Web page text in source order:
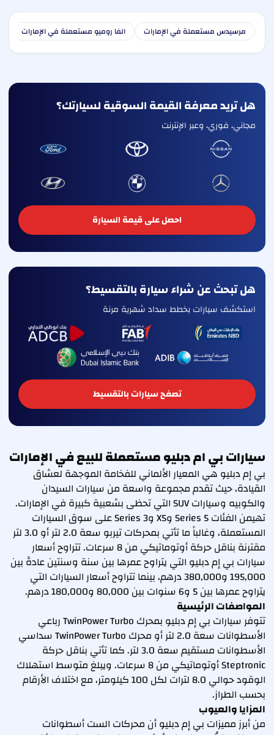
مرسيدس مستعملة في الإمارات الفا روميو مستعملة في الإمارات
هل تريد معرفة القيمة السوقية لسيارتك؟
مجاني، فوري، وعبر الإنترنت
احصل على قيمة السيارة
هل تبحث عن شراء سيارة بالتقسيط؟
استكشف سيارات بخطط سداد شهرية مرنة
تصفح سيارات بالتقسيط
سيارات بي ام دبليو مستعملة للبيع في الإمارات
بي إم دبليو هي المعيار الألماني للفخامة الموجهة لعشاق
القيادة، حيث تقدم مجموعة واسعة من سيارات السيدان
والكوبيه وسيارات SUV التي تحظى بشعبية كبيرة في الإمارات.
تهيمن الفئات 5 Series وX5 و3 Series على سوق السيارات
المستعملة، وغالباً ما تأتي بمحركات تيربو سعة 2.0 لتر أو 3.0 لتر
مقترنة بناقل حركة أوتوماتيكي من 8 سرعات. تتراوح أسعار
سيارات بي إم دبليو التي يتراوح عمرها بين سنة وسنتين عادةً بين
195,000 و380,000 درهم، بينما تتراوح أسعار السيارات التي
يتراوح عمرها بين 5 و6 سنوات بين 80,000 و180,000 درهم.
المواصفات الرئيسية
تتوفر سيارات بي إم دبليو بمحرك TwinPower Turbo رباعي
الأسطوانات سعة 2.0 لتر أو محرك TwinPower Turbo سداسي
الأسطوانات مستقيم سعة 3.0 لتر. كما تأتي بناقل حركة
Steptronic أوتوماتيكي من 8 سرعات. ويبلغ متوسط استهلاك
الوقود حوالي 8.0 لترات لكل 100 كيلومتر، مع اختلاف الأرقام
بحسب الطراز.
المزايا والعيوب
من أبرز مميزات بي إم دبليو أن محركات الست أسطوانات